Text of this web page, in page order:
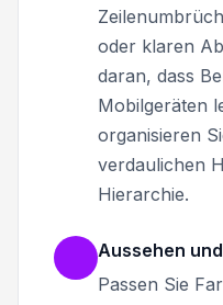
oder klaren
daran, dass
Mobilgeräten
organisieren
verdaulichen
Hierarchie.
Aussehen
Passen Sie